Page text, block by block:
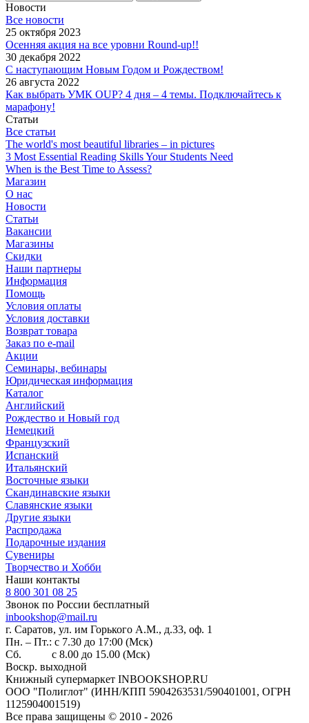
Новости
Все новости
25 октября 2023
Осенняя акция на все уровни Round-up!!
30 декабря 2022
С наступающим Новым Годом и Рождеством!
26 августа 2022
Как выбрать УМК OUP? 4 дня – 4 темы. Подключайтесь к
марафону!
Статьи
Все статьи
The world's most beautiful libraries – in pictures
3 Most Essential Reading Skills Your Students Need
When is the Best Time to Assess?
Магазин
О нас
Новости
Статьи
Вакансии
Магазины
Скидки
Наши партнеры
Информация
Помощь
Условия оплаты
Условия доставки
Возврат товара
Заказ по e-mail
Акции
Семинары, вебинары
Юридическая информация
Каталог
Английский
Рождество и Новый год
Немецкий
Французский
Испанский
Итальянский
Восточные языки
Скандинавские языки
Славянские языки
Другие языки
Распродажа
Подарочные издания
Сувениры
Творчество и Хобби
Наши контакты
8 800 301 08 25
Звонок по России бесплатный
inbookshop@mail.ru
г. Саратов, ул. им Горького А.М., д.33, оф. 1
Пн. – Пт.: с 7.30 до 17:00 (Мск)
Сб. с 8.00 до 15.00 (Мск)
Воскр. выходной
Книжный супермаркет INBOOKSHOP.RU
ООО "Полиглот" (ИНН/КПП 5904263531/590401001, ОГРН
1125904001519)
Все права защищены © 2010 - 2026